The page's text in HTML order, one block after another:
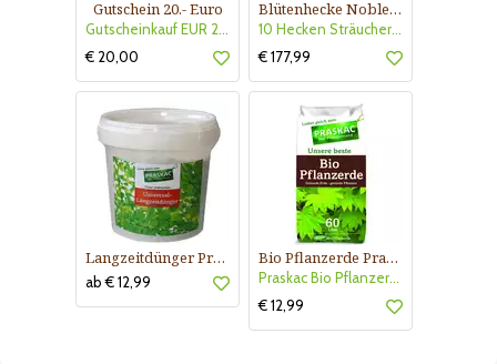
Gutschein 20.- Euro
Gutscheinkauf EUR 20.-
€ 20,00
Blütenhecke Nobless-Kollektion Nr. 402
10 Hecken Sträucher - für 10 lfm Blütenhecke - Blühend März - Oktober
€ 177,99
Langzeitdünger Praskac
ab € 12,99
Bio Pflanzerde Praskac
Praskac Bio Pflanzerde
€ 12,99